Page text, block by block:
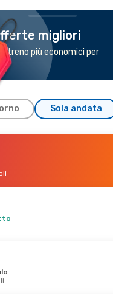
migliori
treno più economici per
Sola andata
2 Set